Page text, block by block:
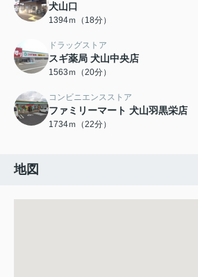
犬山口
1394ｍ（18分）
ドラッグストア
スギ薬局 犬山中央店
1563ｍ（20分）
コンビニエンスストア
ファミリーマート 犬山羽黒栄店
1734ｍ（22分）
地図